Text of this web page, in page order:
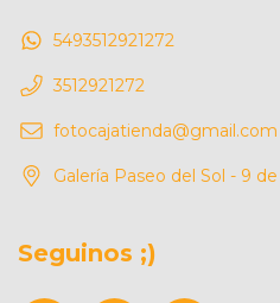
5493512921272
3512921272
fotocajatienda@gmail.com
Galería Paseo del Sol - 9
Seguinos ;)